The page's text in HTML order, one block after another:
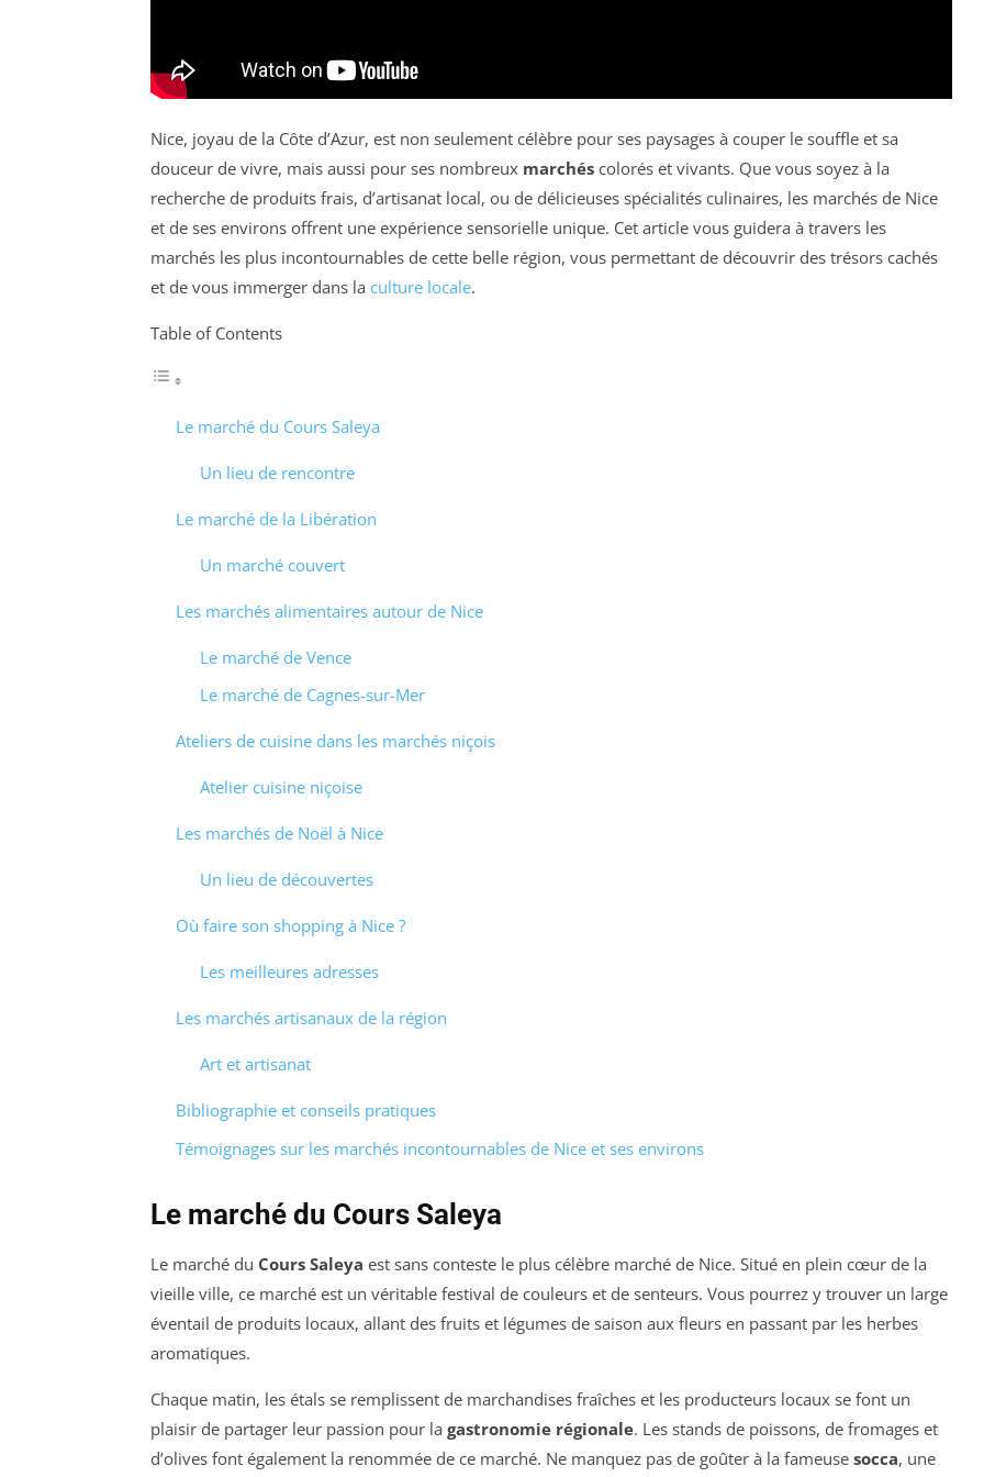
Nice, joyau de la Côte d’Azur, est non seulement célèbre pour ses paysages à couper le souffle et sa
douceur de vivre, mais aussi pour ses nombreux marchés colorés et vivants. Que vous soyez à la
recherche de produits frais, d’artisanat local, ou de délicieuses spécialités culinaires, les marchés de Nice
et de ses environs offrent une expérience sensorielle unique. Cet article vous guidera à travers les
marchés les plus incontournables de cette belle région, vous permettant de découvrir des trésors cachés
et de vous immerger dans la culture locale.
Table of Contents
Le marché du Cours Saleya
Un lieu de rencontre
Le marché de la Libération
Un marché couvert
Les marchés alimentaires autour de Nice
Le marché de Vence
Le marché de Cagnes-sur-Mer
Ateliers de cuisine dans les marchés niçois
Atelier cuisine niçoise
Les marchés de Noël à Nice
Un lieu de découvertes
Où faire son shopping à Nice ?
Les meilleures adresses
Les marchés artisanaux de la région
Art et artisanat
Bibliographie et conseils pratiques
Témoignages sur les marchés incontournables de Nice et ses environs
Le marché du Cours Saleya
Le marché du Cours Saleya est sans conteste le plus célèbre marché de Nice. Situé en plein cœur de la
vieille ville, ce marché est un véritable festival de couleurs et de senteurs. Vous pourrez y trouver un large
éventail de produits locaux, allant des fruits et légumes de saison aux fleurs en passant par les herbes
aromatiques.
Chaque matin, les étals se remplissent de marchandises fraîches et les producteurs locaux se font un
plaisir de partager leur passion pour la gastronomie régionale. Les stands de poissons, de fromages et
d’olives font également la renommée de ce marché. Ne manquez pas de goûter à la fameuse socca, une